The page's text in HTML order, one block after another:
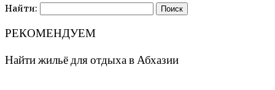
Найти:
РЕКОМЕНДУЕМ
Найти жильё для отдыха в Абхазии